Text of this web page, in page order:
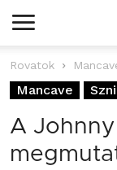
Rovatok
Mancave
A